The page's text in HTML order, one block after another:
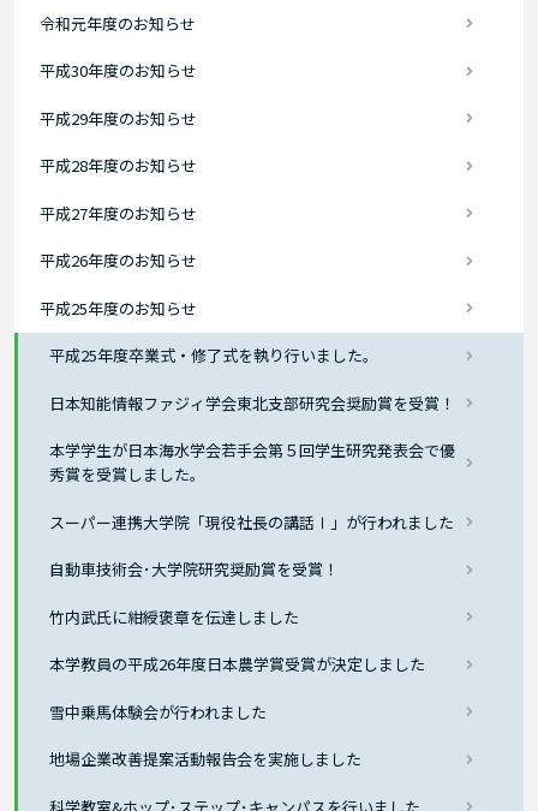
令和元年度のお知らせ
平成30年度のお知らせ
平成29年度のお知らせ
平成28年度のお知らせ
平成27年度のお知らせ
平成26年度のお知らせ
平成25年度のお知らせ
平成25年度卒業式・修了式を執り行いました。
日本知能情報ファジィ学会東北支部研究会奨励賞を受賞！
本学学生が日本海水学会若手会第５回学生研究発表会で優
秀賞を受賞しました。
スーパー連携大学院「現役社長の講話Ⅰ」が行われました
自動車技術会･大学院研究奨励賞を受賞！
竹内武氏に紺綬褒章を伝達しました
本学教員の平成26年度日本農学賞受賞が決定しました
雪中乗馬体験会が行われました
地場企業改善提案活動報告会を実施しました